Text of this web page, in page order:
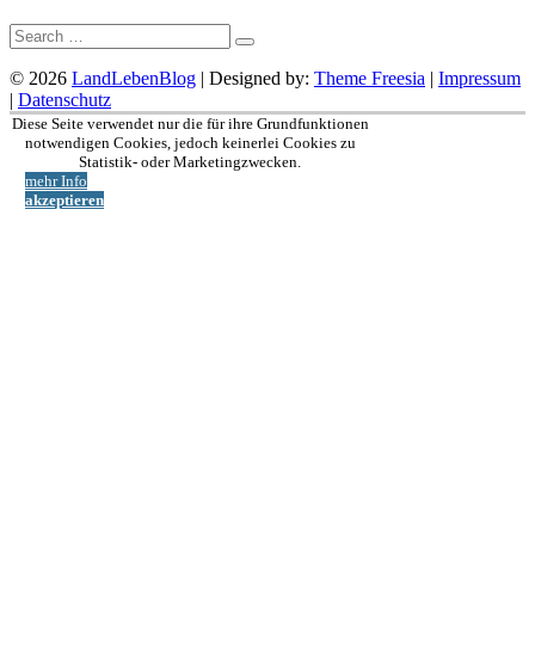
Suche:
© 2026 LandLebenBlog | Designed by: Theme Freesia | Impressum
| Datenschutz
Nach
oben
Diese Seite verwendet nur die für ihre Grundfunktionen
notwendigen Cookies, jedoch keinerlei Cookies zu
Statistik- oder Marketingzwecken.
mehr Info
akzeptieren